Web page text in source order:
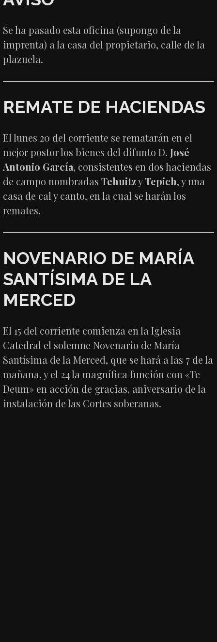
Se ha pasado esta oficina (supongo de la
imprenta) a la casa del propietario, calle de la
plazuela.
REMATE DE HACIENDAS
El lunes 20 del corriente se rematarán en el
mejor postor los bienes del difunto D.José
Antonio García, consistentes en dos haciendas
de campo nombradasTehuitzyTepich, y una
casa de cal y canto, en la cual se harán los
remates.
NOVENARIO DE MARÍA
SANTÍSIMA DE LA
MERCED
El 15 del corriente comienza en la Iglesia
Catedral el solemne Novenario de María
Santísima de la Merced, que se hará a las 7 de la
mañana, y el 24 la magnífica función con «Te
Deum» en acción de gracias, aniversario de la
instalación de las Cortes soberanas.